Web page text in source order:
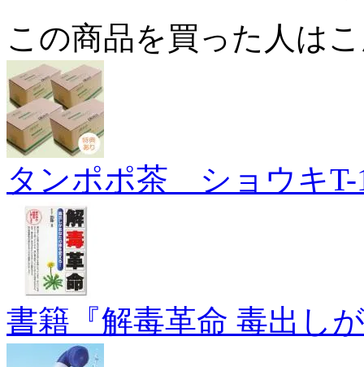
この商品を買った人は
タンポポ茶 ショウキT-
書籍『解毒革命 毒出し